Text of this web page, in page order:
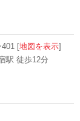
401 [地図を表示]
駅 徒歩12分